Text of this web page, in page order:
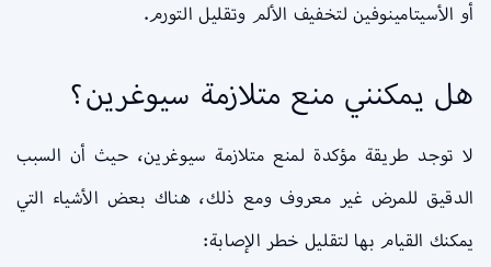
أو الأسيتامينوفين لتخفيف الألم وتقليل التورم.
هل يمكنني منع متلازمة سيوغرين؟
لا توجد طريقة مؤكدة لمنع متلازمة سيوغرين، حيث أن السبب
الدقيق للمرض غير معروف ومع ذلك، هناك بعض الأشياء التي
يمكنك القيام بها لتقليل خطر الإصابة: